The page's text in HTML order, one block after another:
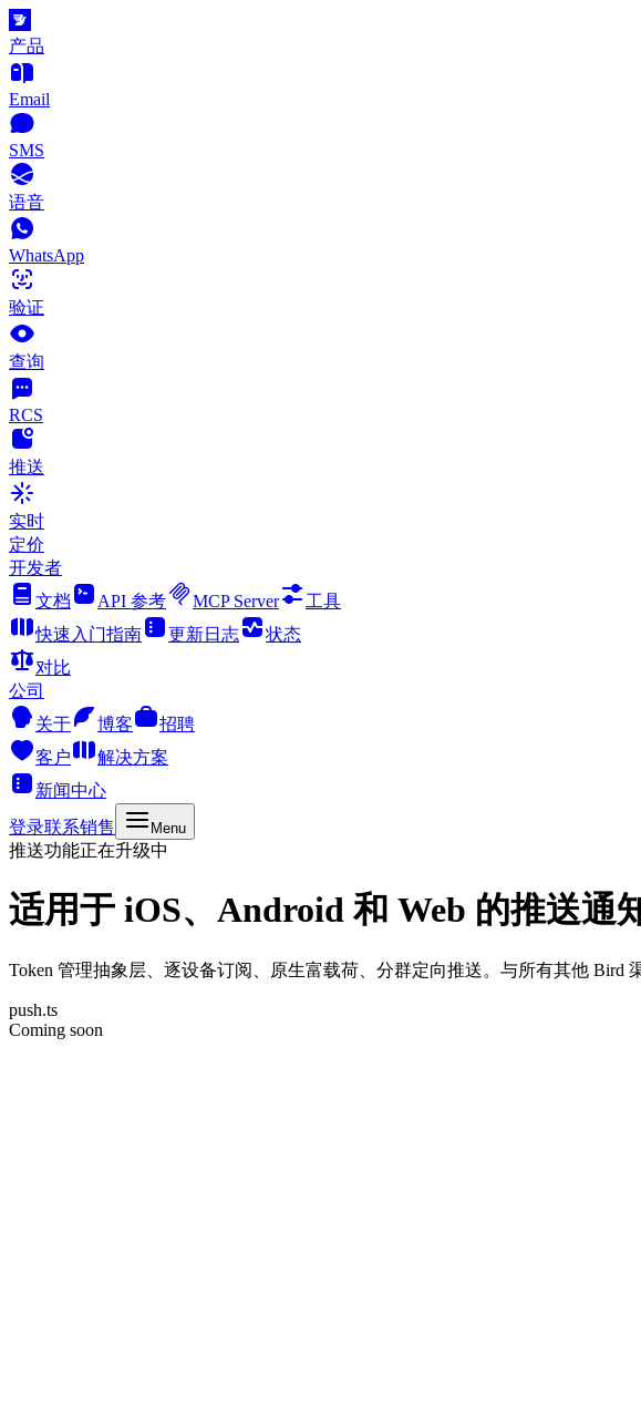
产品
Email
SMS
语音
WhatsApp
验证
查询
RCS
推送
实时
定价
开发者
文档
API 参考 MCP Server
工具
快速入门指南
更新日志
状态
对比
公司
关于
博客
招聘
客户
解决方案
新闻中心
登录联系销售 Menu
推送功能正在升级中
适用于 iOS、Android 和 Web 的推送通
Token 管理抽象层、逐设备订阅、原生富载荷、分群定向推送。与所有其他 Bird
push.ts
Coming soon